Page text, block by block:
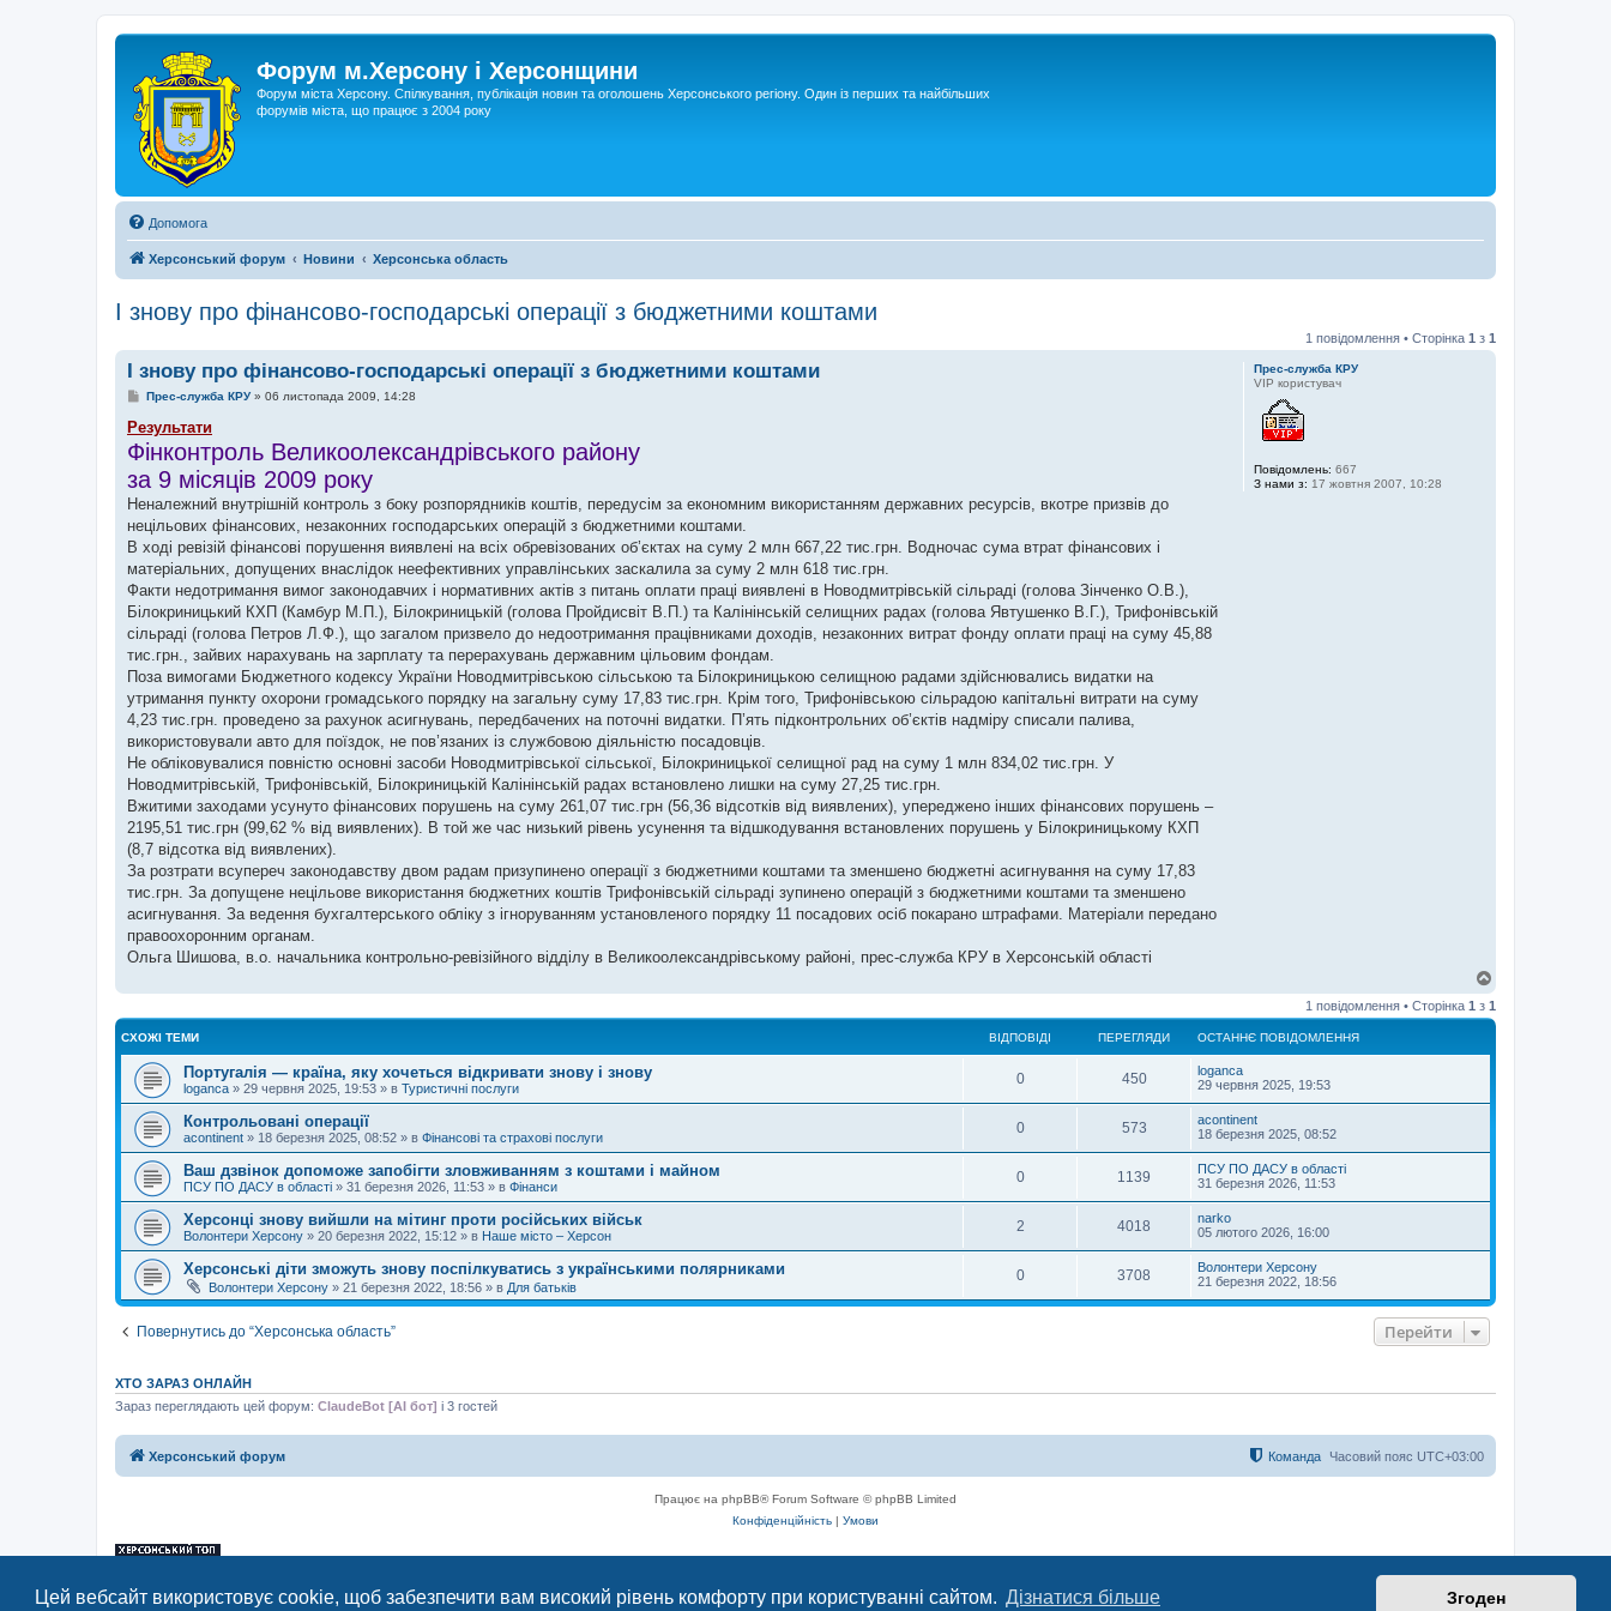
Цей вебсайт використовує cookie, щоб забезпечити вам високий рівень комфорту при користуванні сайтом. Дізнатися більше Згоден
Форум м.Херсону і Херсонщини
Форум міста Херсону. Спілкування, публікація новин та оголошень Херсонського регіону. Один із перших та найбільших
форумів міста, що працює з 2004 року
Допомога
Херсонський форум Новини Херсонська область
І знову про фінансово-господарські операції з бюджетними коштами
1 повідомлення • Сторінка 1 з 1
Прес-служба КРУ
VIP користувач
Повідомлень: 667
З нами з: 17 жовтня 2007, 10:28
І знову про фінансово-господарські операції з бюджетними коштами
П
в
і
д
м
е
н
я
Прес-служба КРУ» 06 листопада 2009, 14:28
Результати
Фінконтроль Великоолександрівського району
за 9 місяців 2009 року
Неналежний внутрішній контроль з боку розпорядників коштів, передусім за економним використанням державних ресурсів, вкотре призвів до
нецільових фінансових, незаконних господарських операцій з бюджетними коштами.
В ході ревізій фінансові порушення виявлені на всіх обревізованих об’єктах на суму 2 млн 667,22 тис.грн. Водночас сума втрат фінансових і
матеріальних, допущених внаслідок неефективних управлінських заскалила за суму 2 млн 618 тис.грн.
Факти недотримання вимог законодавчих і нормативних актів з питань оплати праці виявлені в Новодмитрівській сільраді (голова Зінченко О.В.),
Білокриницький КХП (Камбур М.П.), Білокриницькій (голова Пройдисвіт В.П.) та Калінінській селищних радах (голова Явтушенко В.Г.), Трифонівській
сільраді (голова Петров Л.Ф.), що загалом призвело до недоотримання працівниками доходів, незаконних витрат фонду оплати праці на суму 45,88
тис.грн., зайвих нарахувань на зарплату та перерахувань державним цільовим фондам.
Поза вимогами Бюджетного кодексу України Новодмитрівською сільською та Білокриницькою селищною радами здійснювались видатки на
утримання пункту охорони громадського порядку на загальну суму 17,83 тис.грн. Крім того, Трифонівською сільрадою капітальні витрати на суму
4,23 тис.грн. проведено за рахунок асигнувань, передбачених на поточні видатки. П’ять підконтрольних об’єктів надміру списали палива,
використовували авто для поїздок, не пов’язаних із службовою діяльністю посадовців.
Не обліковувалися повністю основні засоби Новодмитрівської сільської, Білокриницької селищної рад на суму 1 млн 834,02 тис.грн. У
Новодмитрівській, Трифонівській, Білокриницькій Калінінській радах встановлено лишки на суму 27,25 тис.грн.
Вжитими заходами усунуто фінансових порушень на суму 261,07 тис.грн (56,36 відсотків від виявлених), упереджено інших фінансових порушень –
2195,51 тис.грн (99,62 % від виявлених). В той же час низький рівень усунення та відшкодування встановлених порушень у Білокриницькому КХП
(8,7 відсотка від виявлених).
За розтрати всупереч законодавству двом радам призупинено операції з бюджетними коштами та зменшено бюджетні асигнування на суму 17,83
тис.грн. За допущене нецільове використання бюджетних коштів Трифонівській сільраді зупинено операцій з бюджетними коштами та зменшено
асигнування. За ведення бухгалтерського обліку з ігноруванням установленого порядку 11 посадових осіб покарано штрафами. Матеріали передано
правоохоронним органам.
Ольга Шишова, в.о. начальника контрольно-ревізійного відділу в Великоолександрівському районі, прес-служба КРУ в Херсонській області
г
о
1 повідомлення • Сторінка 1 з 1
СХОЖІ ТЕМИ ВІДПОВІДІ ПЕРЕГЛЯДИ ОСТАННЄ ПОВІДОМЛЕННЯ
Португалія — країна, яку хочеться відкривати знову і знову
loganca » 29 червня 2025, 19:53 » в Туристичні послуги
0 450
loganca
29 червня 2025, 19:53
Контрольовані операції
acontinent » 18 березня 2025, 08:52 » в Фінансові та страхові послуги
0 573
acontinent
18 березня 2025, 08:52
Ваш дзвінок допоможе запобігти зловживанням з коштами і майном
ПСУ ПО ДАСУ в області » 31 березня 2026, 11:53 » в Фінанси
0 1139
ПСУ ПО ДАСУ в області
31 березня 2026, 11:53
Херсонці знову вийшли на мітинг проти російських військ
Волонтери Херсону » 20 березня 2022, 15:12 » в Наше місто – Херсон
2 4018
narko
05 лютого 2026, 16:00
Херсонські діти зможуть знову поспілкуватись з українськими полярниками
Волонтери Херсону » 21 березня 2022, 18:56 » в Для батьків
0 3708
Волонтери Херсону
21 березня 2022, 18:56
Повернутись до “Херсонська область” Перейти
ХТО ЗАРАЗ ОНЛАЙН
Зараз переглядають цей форум: ClaudeBot [AI бот] і 3 гостей
Херсонський форум Часовий пояс UTC+03:00
Команда
Працює на phpBB® Forum Software © phpBB Limited
Конфіденційність | Умови
«Херсонський форум» – приватний, незалежний інтерактивний веб-ресурс, що сприяє комунікації через глобальну мережу Інтернет.
Відкривайтеhf.uaта приєднуйтесь до дружньої спільноти, яка тут спілкується з 2004 року до сьогодні. © Всі права захищені.